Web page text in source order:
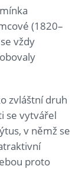
(1820–
vždy
zvláštní druh
se vytvářel
v němž se
proto